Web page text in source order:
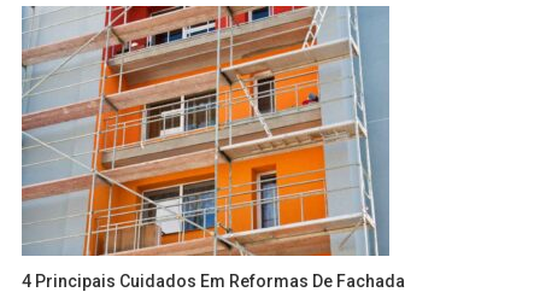
4 Principais Cuidados Em Reformas De Fachada